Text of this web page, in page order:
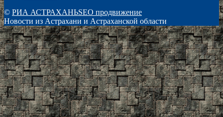
© РИА АСТРАХАНЬSEO продвижение
Новости из Астрахани и Астраханской области